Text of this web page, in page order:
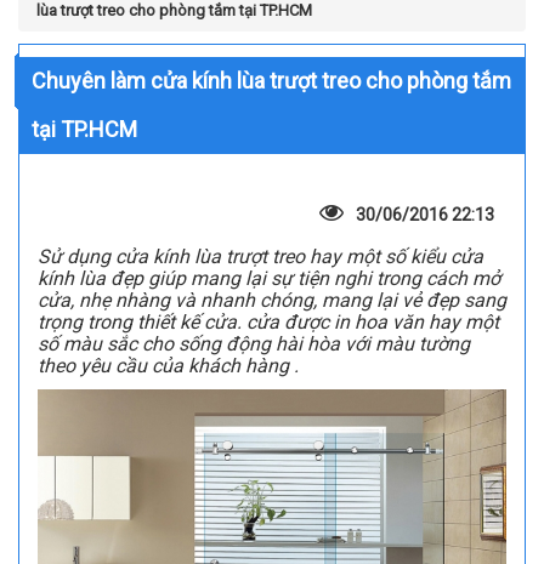
lùa trượt treo cho phòng tắm tại TP.HCM
Chuyên làm cửa kính lùa trượt treo cho phòng tắm
tại TP.HCM
30/06/2016 22:13
Sử dụng cửa kính lùa trượt treo hay một số kiểu cửa
kính lùa đẹp giúp mang lại sự tiện nghi trong cách mở
cửa, nhẹ nhàng và nhanh chóng, mang lại vẻ đẹp sang
trọng trong thiết kế cửa. cửa được in hoa văn hay một
số màu sắc cho sống động hài hòa với màu tường
theo yêu cầu của khách hàng .